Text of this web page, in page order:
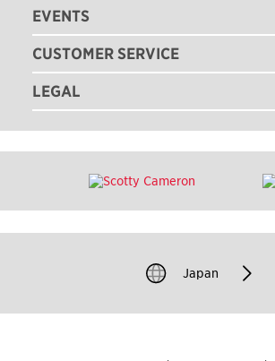
タイトリスト グローバル
採用情報
ゴルフボール
ゴルフクラブ
ゴルフギア
ツアー情報
TEAM TITLEIST
タイトリスト直営店
過去のモデル（米国サイト）
EVENTS
ゴルフボールフィッティング
ゴルフクラブフィッティング
ゴルフクラブ パフォーマンス体感イベント
CUSTOMER SERVICE
注文状況の確認
ゴルフクラブ レンタル
カスタムクラブガイド
ゴルフクラブ修理
模倣品に関するご注意
お問い合わせ
LEGAL
特定商取引法に基づく表記
プライバシーポリシー
クッキーポリシー
Japan